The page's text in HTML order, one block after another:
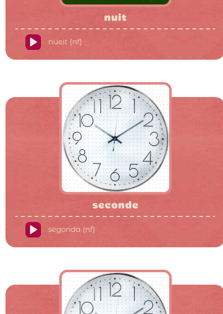
nuit
nueit (nf)
seconde
segonda (nf)